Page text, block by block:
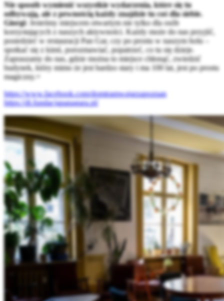
Nie sposób wymienić wszystkie wydarzenia, które się tu
odbywają, ale z pewnością każdy znajdzie tu coś dla siebie.
Giorgi: Jesteśmy miejscem otwartym nie tylko dla osób
korzystających z naszych aktywności. Każdy może do nas przyjść,
posiedzieć w restauracji Pan Gar, czy po prostu w naszym holu –
spotkać się z kimś, porozmawiać, popatrzeć, co tu się dzieje.
Zapraszamy do nas, gdzie można to miejsce chłonąć, zwiedzić
budynek, który mimo że jest bardzo stary i ma 100 lat, jest po prostu
magiczny.=
https://www.facebook.com/domtramwajarzapoznan
https://dt.fundacjapanagara.pl/